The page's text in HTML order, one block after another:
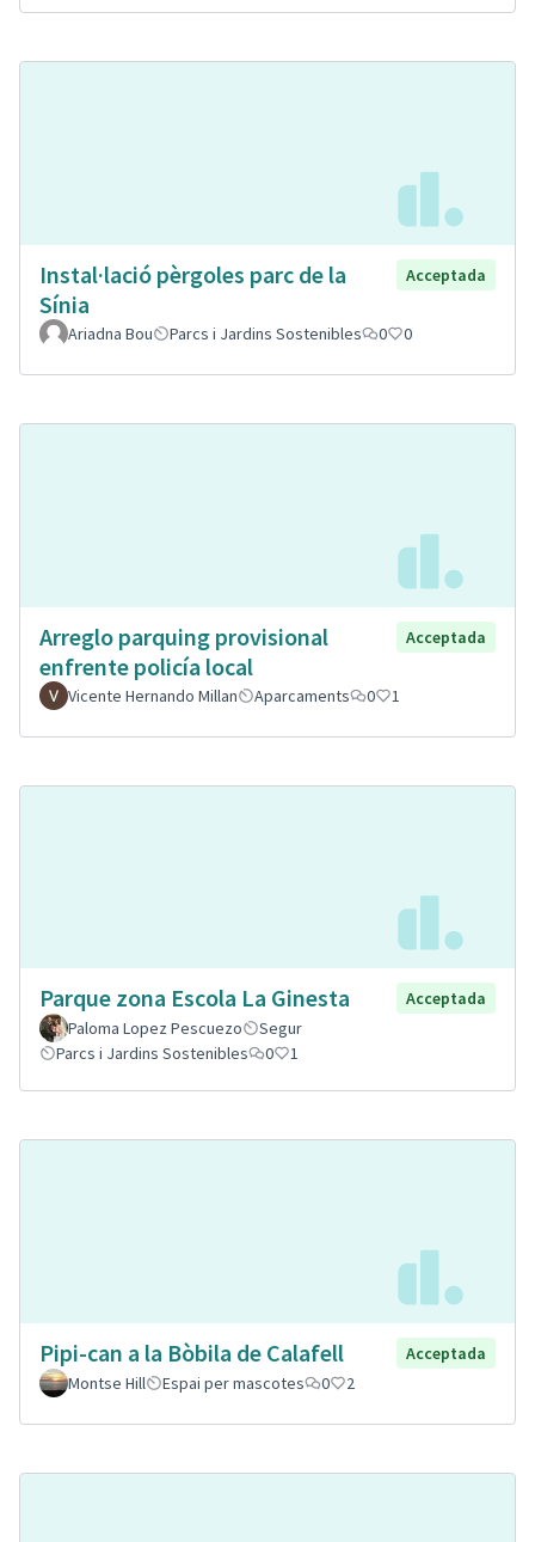
Instal·lació pèrgoles parc de la
Sínia
Acceptada
Ariadna Bou Parcs i Jardins Sostenibles 0 0
Arreglo parquing provisional
enfrente policía local
Acceptada
Vicente Hernando Millan Aparcaments 0 1
Parque zona Escola La Ginesta
Acceptada
Paloma Lopez Pescuezo
Segur
Parcs i Jardins Sostenibles
0 1
Pipi-can a la Bòbila de Calafell
Acceptada
Montse Hill
Espai per mascotes 0 2